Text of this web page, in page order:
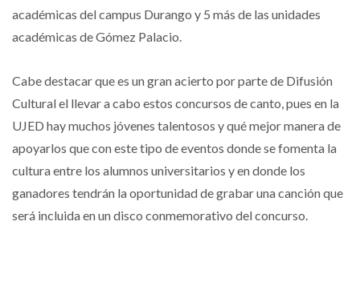
académicas del campus Durango y 5 más de las unidades
académicas de Gómez Palacio.
Cabe destacar que es un gran acierto por parte de Difusión
Cultural el llevar a cabo estos concursos de canto, pues en la
UJED hay muchos jóvenes talentosos y qué mejor manera de
apoyarlos que con este tipo de eventos donde se fomenta la
cultura entre los alumnos universitarios y en donde los
ganadores tendrán la oportunidad de grabar una canción que
será incluida en un disco conmemorativo del concurso.